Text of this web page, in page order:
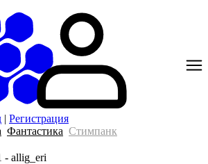
| Регистрация
Фантастика Стимпанк
- allig_eri